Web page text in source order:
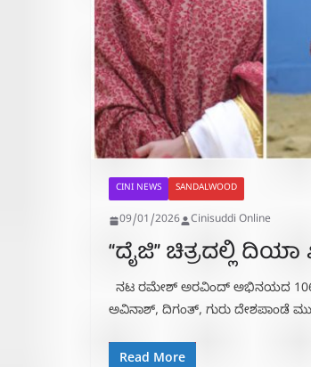
CINI NEWS SANDALWOOD
09/01/2026 Cinisuddi Online
“ದೈಜಿ” ಚಿತ್ರದಲ್ಲಿ
ನಟ ರಮೇಶ್ ಅರವಿಂದ್ ಅಭಿನಯದ
ಅವಿನಾಶ್, ದಿಗಂತ್, ಗುರು ದೇಶಪಾಂಡೆ
Read More